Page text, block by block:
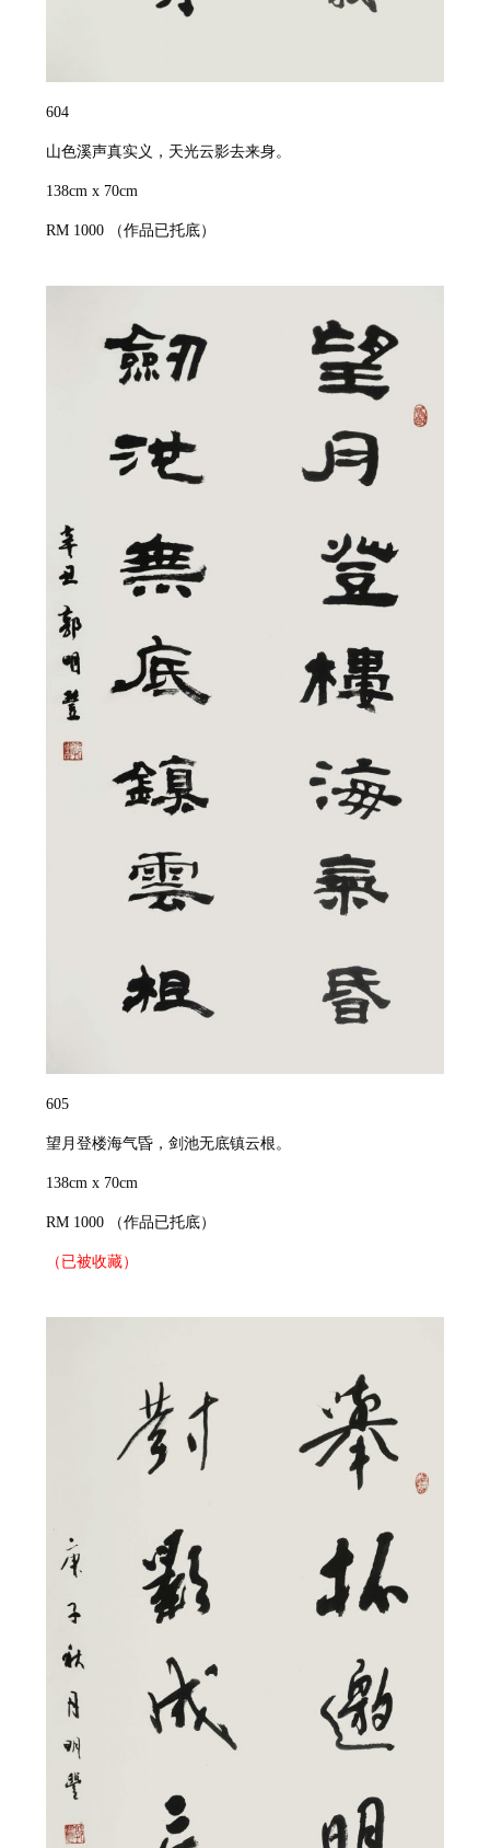
604
山色溪声真实义，天光云影去来身。
138cm x 70cm
RM 1000 （作品已托底）
605
望月登楼海气昏，剑池无底镇云根。
138cm x 70cm
RM 1000 （作品已托底）
（已被收藏）